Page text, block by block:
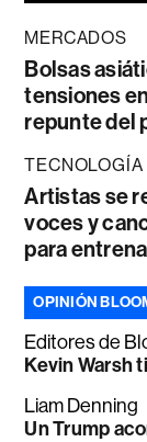
MERCADOS
Bolsas
tensiones
repunte del
TECNOLOGÍA
Artistas se
voces y
para
OPINIÓN
Editores de
Kevin Warsh
Liam Denning
Un Trump